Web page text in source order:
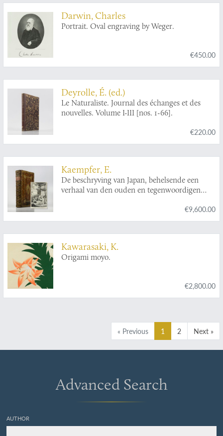
Darwin, Charles
Portrait. Oval engraving by Weger.
€450.00
Deyrolle, É. (ed.)
Le Naturaliste. Journal des échanges et des
nouvelles. Volume I-III [nos. 1-66].
€220.00
Kaempfer, E.
De beschryving van Japan, behelsende een
verhaal van den ouden en tegenwoordigen
€9,600.00
Kawarasaki, K.
Origami moyo.
€2,800.00
« Previous 1 2 Next »
Advanced Search
AUTHOR